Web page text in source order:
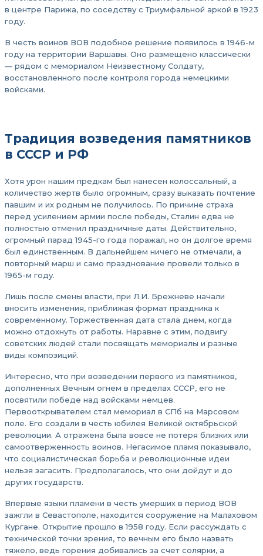
в центре Парижа, по соседству с Триумфальной аркой в 1923
году.
В честь воинов ВОВ подобное решение появилось в 1946-м
году на территории Варшавы. Оно размещено классически
— рядом с мемориалом Неизвестному Солдату,
восстановленного после контроля города немецкими
войсками.
Традиция возведения памятников
в СССР и РФ
Хотя урон нашим предкам был нанесен колоссальный, а
количество жертв было огромным, сразу выказать почтение
павшим и их родным не получилось. По причине страха
перед усилением армии после победы, Сталин едва не
полностью отменил праздничные даты. Действительно,
огромный парад 1945-го года поражал, но он долгое время
был единственным. В дальнейшем ничего не отмечали, а
повторный марш и само празднование провели только в
1965-м году.
Лишь после смены власти, при Л.И. Брежневе начали
вносить изменения, приближая формат праздника к
современному. Торжественная дата стала днем, когда
можно отдохнуть от работы. Наравне с этим, подвигу
советских людей стали посвящать мемориалы и разные
виды композиций.
Интересно, что при возведении первого из памятников,
дополненных Вечным огнем в пределах СССР, его не
посвятили победе над войсками немцев.
Первооткрывателем стал мемориал в СПб на Марсовом
поле. Его создали в честь юбилея Великой октябрьской
революции. А отражена была вовсе не потеря близких или
самоотверженность воинов. Негасимое пламя показывало,
что социалистическая борьба и революционные идеи
нельзя загасить. Предполагалось, что они дойдут и до
других государств.
Впервые языки пламени в честь умерших в период ВОВ
зажгли в Севастополе, находится сооружение на Малаховом
Кургане. Открытие прошло в 1958 году. Если рассуждать с
технической точки зрения, то вечным его было назвать
тяжело, ведь горения добивались за счет солярки, а